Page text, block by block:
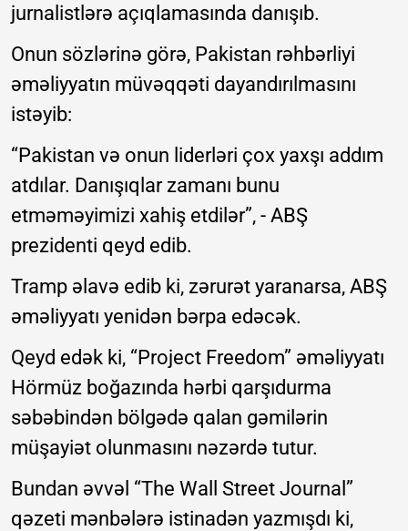
jurnalistlərə açıqlamasında danışıb.
Onun sözlərinə görə, Pakistan rəhbərliyi
əməliyyatın müvəqqəti dayandırılmasını
istəyib:
“Pakistan və onun liderləri çox yaxşı addım
atdılar. Danışıqlar zamanı bunu
etməməyimizi xahiş etdilər”, - ABŞ
prezidenti qeyd edib.
Tramp əlavə edib ki, zərurət yaranarsa, ABŞ
əməliyyatı yenidən bərpa edəcək.
Qeyd edək ki, “Project Freedom” əməliyyatı
Hörmüz boğazında hərbi qarşıdurma
səbəbindən bölgədə qalan gəmilərin
müşayiət olunmasını nəzərdə tutur.
Bundan əvvəl “The Wall Street Journal”
qəzeti mənbələrə istinadən yazmışdı ki,